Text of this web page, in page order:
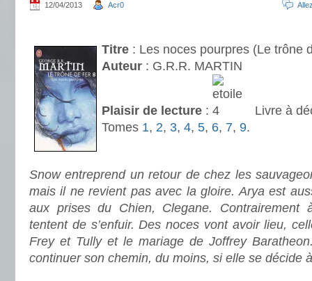
12/04/2013 Acr0
Titre : Les noces pourpres (Le trône
Auteur : G.R.R. MARTIN
Plaisir de lecture :
Livre à
Tomes 1, 2, 3, 4, 5, 6, 7, 9.
Snow entreprend un retour de chez les
mais il ne revient pas avec la gloire. Arya est
aux prises du Chien, Clegane. Contrairement
tentent de s’enfuir. Des noces vont avoir lieu,
Frey et Tully et le mariage de Joffrey
continuer son chemin, du moins, si elle se décide